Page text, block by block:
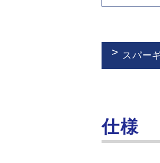
スパー
仕様